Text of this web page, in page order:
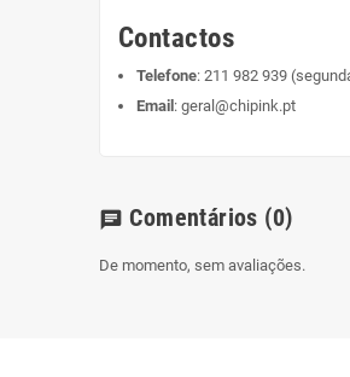
Contactos
Telefone: 211 982 939
Email : geral@chipink.pt
chat Comentários (0)
De momento, sem avaliações.